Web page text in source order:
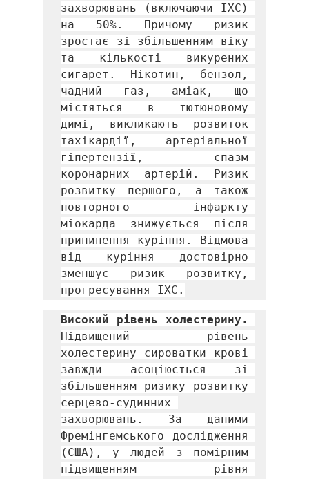
захворювань (включаючи ІХС)
на 50%. Причому ризик
зростає зі збільшенням віку
та кількості викурених
сигарет. Нікотин, бензол,
чадний газ, аміак, що
містяться в тютюновому
димі, викликають розвиток
тахікардії, артеріальної
гіпертензії, спазм
коронарних артерій. Ризик
розвитку першого, а також
повторного інфаркту
міокарда знижується після
припинення куріння.
Відмова
від куріння достовірно
зменшує ризик розвитку,
прогресування ІХС.
Підвищений рівень
холестерину сироватки крові
завжди асоціюється зі
збільшенням ризику розвитку
серцево-судинних
захворювань. За даними
Фремінгемського дослідження
(США), у людей з помірним
підвищенням рівня